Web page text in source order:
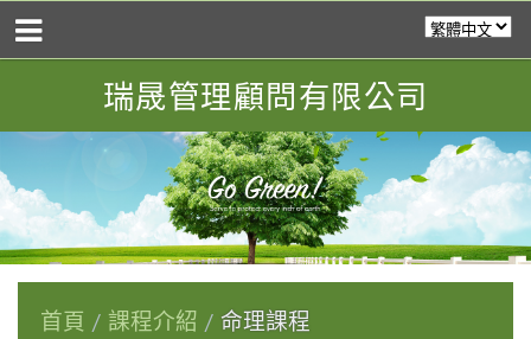
瑞晟管理顧問有限公司
首頁 課程介紹 命理課程